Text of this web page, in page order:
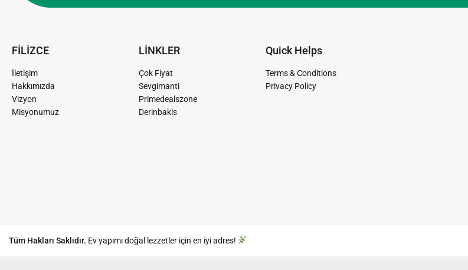
FİLİZCE
İletişim
Hakkımızda
Vizyon
Misyonumuz
LİNKLER
Çok Fiyat
Sevgimanti
Primedealszone
Derinbakis
Quick Helps
Terms & Conditions
Privacy Policy
Tüm Hakları Saklıdır. Ev yapımı doğal lezzetler için en iyi adres!